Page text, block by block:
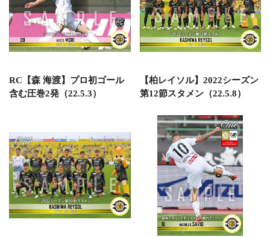
RC【森 海渡】プロ初ゴール
含む圧巻2発（22.5.3）
【柏レイソル】2022シーズン
第12節スタメン（22.5.8）